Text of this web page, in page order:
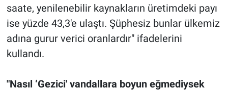
saate, yenilenebilir kaynakların üretimdeki payı
ise yüzde 43,3'e ulaştı. Şüphesiz bunlar ülkemiz
adına gurur verici oranlardır" ifadelerini
kullandı.
"Nasıl ‘Gezici' vandallara boyun eğmediysek